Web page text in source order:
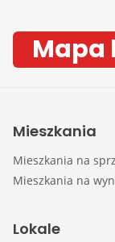
Mapa
Mieszkania
Mieszkania na
Mieszkania na
Lokale